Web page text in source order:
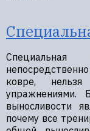
Специальная
ковре,
упражнениями.
выносливости
почему все